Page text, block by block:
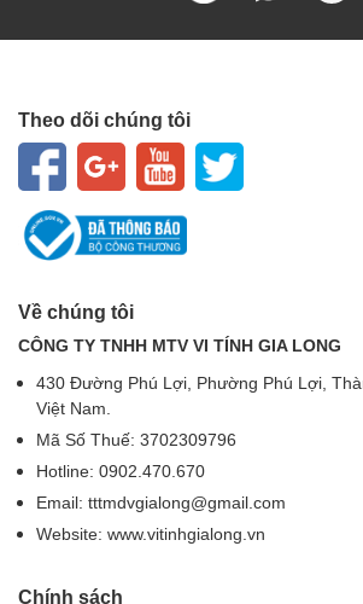
Theo dõi chúng tôi
Về chúng tôi
CÔNG TY TNHH MTV VI TÍNH GIA LONG
430 Đường Phú Lợi, Phường Phú Lợi,
Việt Nam.
Mã Số Thuế: 3702309796
Hotline: 0902.470.670
Email: tttmdvgialong@gmail.com
Website: www.vitinhgialong.vn
Chính sách